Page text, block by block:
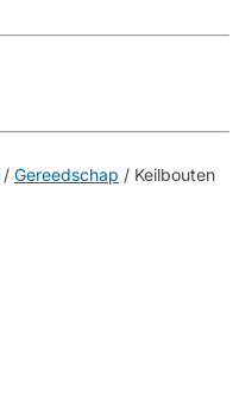
/ Gereedschap / Keilbouten